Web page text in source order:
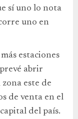
sí uno lo nota
uno en
estaciones
abrir
este de
de venta en el
del país.